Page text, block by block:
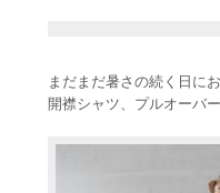
まだまだ暑さの続く日に
開襟シャツ、プルオーバ